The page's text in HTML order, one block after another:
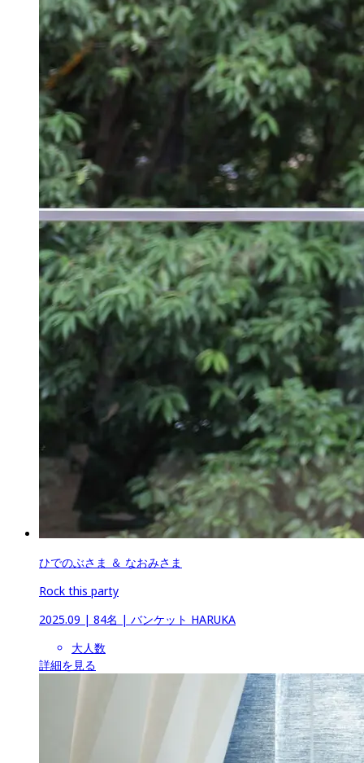
ひでのぶさま ＆ なおみさま
Rock this party
2025.09 | 84名 | バンケット HARUKA
大人数
詳細を見る